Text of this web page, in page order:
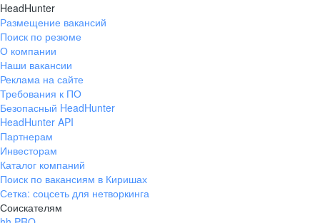
HeadHunter
Размещение вакансий
Поиск по резюме
О компании
Наши вакансии
Реклама на сайте
Требования к ПО
Безопасный HeadHunter
HeadHunter API
Партнерам
Инвесторам
Каталог компаний
Поиск по вакансиям в Киришах
Сетка: соцсеть для нетворкинга
Соискателям